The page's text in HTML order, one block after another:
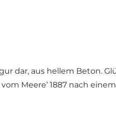
dar, aus hellem Beton.
vom Meere’ 1887 nach